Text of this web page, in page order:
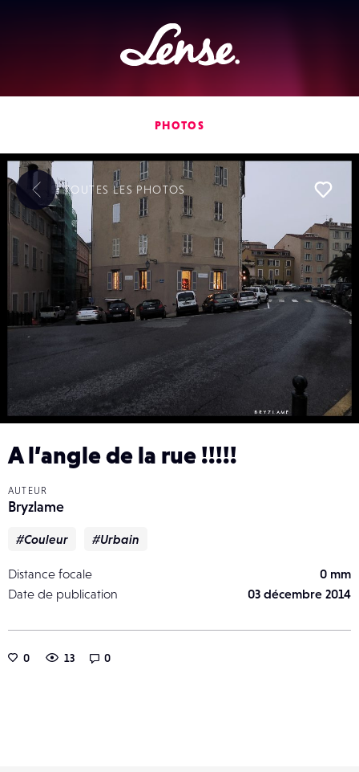
Lense
PHOTOS
A l’angle de la rue !!!!!
AUTEUR
Bryzlame
#Couleur #Urbain
Distance focale
0 mm
Date de publication
03 décembre 2014
0 13 0
TOUTES LES PHOTOS